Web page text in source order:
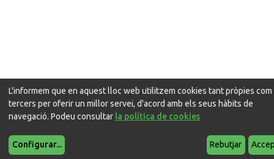
L'informem que en aquest lloc web utilitzem cookies tant pròpies com
tercers per oferir un millor servei, d'acord amb els seus hàbits de
navegació. Podeu consultar la política de cookies
Configurar... Rebutjar